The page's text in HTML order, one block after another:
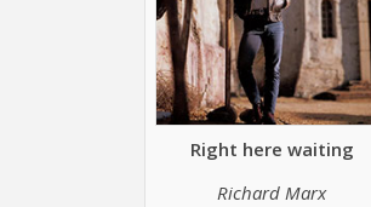
Right here waiting
Richard Marx